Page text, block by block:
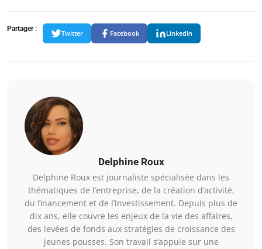
Partager :
Twitter Facebook LinkedIn
Delphine Roux
Delphine Roux est journaliste spécialisée dans les
thématiques de l’entreprise, de la création d’activité,
du financement et de l’investissement. Depuis plus de
dix ans, elle couvre les enjeux de la vie des affaires,
des levées de fonds aux stratégies de croissance des
jeunes pousses. Son travail s’appuie sur une